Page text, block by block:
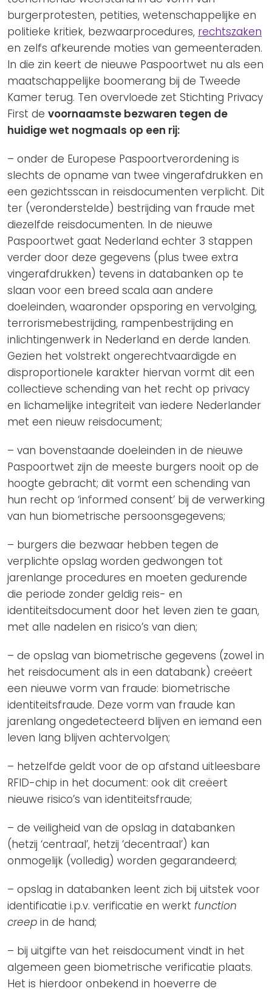
burgerprotesten, petities, wetenschappelijke en
politieke kritiek, bezwaarprocedures, rechtszaken
en zelfs afkeurende moties van gemeenteraden.
In die zin keert de nieuwe Paspoortwet nu als een
maatschappelijke boomerang bij de Tweede
Kamer terug. Ten overvloede zet Stichting Privacy
First de voornaamste bezwaren tegen de
huidige wet nogmaals op een rij:
– onder de Europese Paspoortverordening is
slechts de opname van twee vingerafdrukken en
een gezichtsscan in reisdocumenten verplicht. Dit
ter (veronderstelde) bestrijding van fraude met
diezelfde reisdocumenten. In de nieuwe
Paspoortwet gaat Nederland echter 3 stappen
verder door deze gegevens (plus twee extra
vingerafdrukken) tevens in databanken op te
slaan voor een breed scala aan andere
doeleinden, waaronder opsporing en vervolging,
terrorismebestrijding, rampenbestrijding en
inlichtingenwerk in Nederland en derde landen.
Gezien het volstrekt ongerechtvaardigde en
disproportionele karakter hiervan vormt dit een
collectieve schending van het recht op privacy
en lichamelijke integriteit van iedere Nederlander
met een nieuw reisdocument;
– van bovenstaande doeleinden in de nieuwe
Paspoortwet zijn de meeste burgers nooit op de
hoogte gebracht; dit vormt een schending van
hun recht op ‘informed consent’ bij de verwerking
van hun biometrische persoonsgegevens;
– burgers die bezwaar hebben tegen de
verplichte opslag worden gedwongen tot
jarenlange procedures en moeten gedurende
die periode zonder geldig reis- en
identiteitsdocument door het leven zien te gaan,
met alle nadelen en risico’s van dien;
– de opslag van biometrische gegevens (zowel in
het reisdocument als in een databank) creëert
een nieuwe vorm van fraude: biometrische
identiteitsfraude. Deze vorm van fraude kan
jarenlang ongedetecteerd blijven en iemand een
leven lang blijven achtervolgen;
– hetzelfde geldt voor de op afstand uitleesbare
RFID-chip in het document: ook dit creëert
nieuwe risico’s van identiteitsfraude;
– de veiligheid van de opslag in databanken
(hetzij ‘centraal’, hetzij ‘decentraal’) kan
onmogelijk (volledig) worden gegarandeerd;
– opslag in databanken leent zich bij uitstek voor
identificatie i.p.v. verificatie en werkt function
creep in de hand;
– bij uitgifte van het reisdocument vindt in het
algemeen geen biometrische verificatie plaats.
Het is hierdoor onbekend in hoeverre de